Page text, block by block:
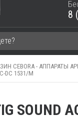
8
CEBORA - АППАРАТЫ
DC 1531/M
SOUND